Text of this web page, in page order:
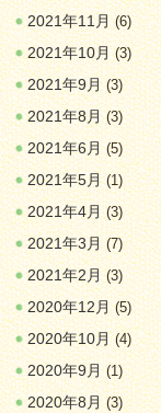
2021年11月(6)
2021年10月(3)
2021年9月(3)
2021年8月(3)
2021年6月(5)
2021年5月(1)
2021年4月(3)
2021年3月(7)
2021年2月(3)
2020年12月(5)
2020年10月(4)
2020年9月(1)
2020年8月(3)